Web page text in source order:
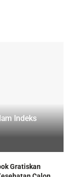
Indeks
Gratiskan